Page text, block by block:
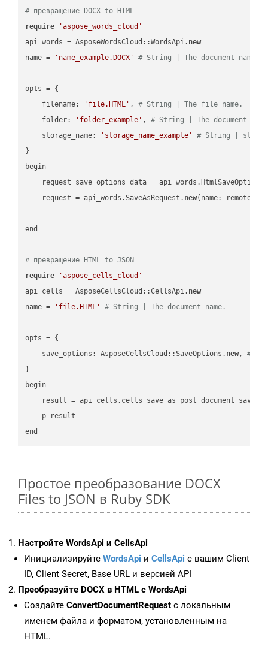
# превращение DOCX to HTML
require
'aspose_words_cloud'
api_words = AsposeWordsCloud::WordsApi. new
name =
'name_example.DOCX' # String | The document name.
opts = {
    filename:
'file.HTML' , # String | The file name.
    folder:
'folder_example' , # String | The document
    storage_name:
'storage_name_example'
# String |
}
begin
request_save_options_data =
    request = api_words.SaveAsRequest.
new(name:
end
# превращение HTML to JSON
require
'aspose_cells_cloud'
api_cells = AsposeCellsCloud::CellsApi. new
name =
'file.HTML' # String | The document name.
opts = {
    save_options: AsposeCellsCloud::SaveOptions.
new, #
}
begin
result =
    p result
Простое преобразование DOCX
Files to JSON в Ruby SDK
Настройте WordsApi и CellsApi
Инициализируйте WordsApi и CellsApi с вашим Client
ID, Client Secret, Base URL и версией API
Преобразуйте DOCX в HTML с WordsApi
Создайте ConvertDocumentRequest с локальным
именем файла и форматом, установленным на
HTML.